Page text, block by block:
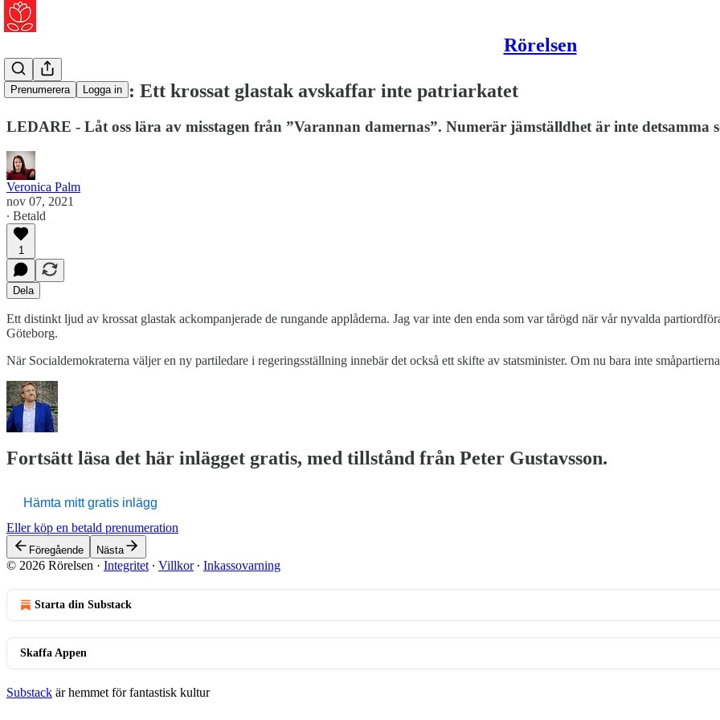
Rörelsen
Prenumerera Logga in
Veronica Palm: Ett krossat glastak avskaffar inte patriarkatet
LEDARE - Låt oss lära av misstagen från ”Varannan damernas”. Numerär jämställdhet är inte detsamma
Veronica Palm
nov 07, 2021
∙ Betald
1
Dela
Ett distinkt ljud av krossat glastak ackompanjerade de rungande applåderna. Jag var inte den enda som var tårögd när vår nyvalda
Göteborg.
När Socialdemokraterna väljer en ny partiledare i regeringsställning innebär det också ett skifte av statsminister. Om nu bara inte
Fortsätt läsa det här inlägget gratis, med tillstånd från Peter Gustavsson.
Hämta mitt gratis inlägg
Eller köp en betald prenumeration
Föregående Nästa
© 2026 Rörelsen · Integritet ∙ Villkor∙ Inkassovarning
Starta din Substack
Skaffa Appen
Substack är hemmet för fantastisk kultur